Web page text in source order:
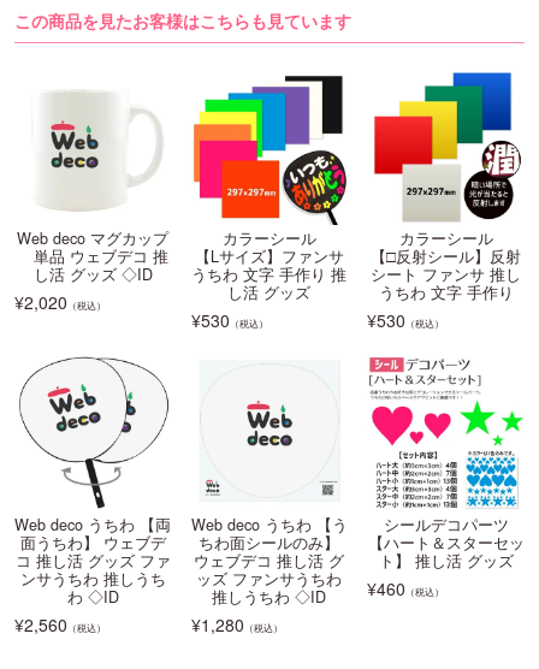
この商品を見たお客様はこちらも見ています
Web deco マグカップ
単品 ウェブデコ 推
し活 グッズ ◇ID
¥2,020 （税込）
カラーシール
【Lサイズ】ファンサ
うちわ 文字 手作り 推
し活 グッズ
¥530 （税込）
カラーシール
【□反射シール】反射
シート ファンサ 推し
うちわ 文字 手作り
¥530 （税込）
Web deco うちわ 【両
面うちわ】 ウェブデ
コ 推し活 グッズ ファ
ンサうちわ 推しうち
わ ◇ID
¥2,560 （税込）
Web deco うちわ 【う
ちわ面シールのみ】
ウェブデコ 推し活 グ
ッズ ファンサうちわ
推しうちわ ◇ID
¥1,280 （税込）
シールデコパーツ
【ハート＆スターセッ
ト】 推し活 グッズ
¥460 （税込）